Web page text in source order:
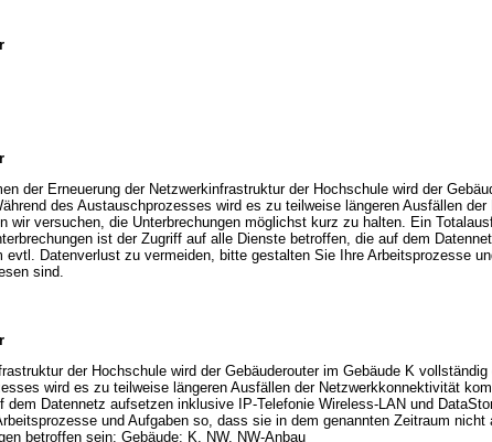
der Erneuerung der Netzwerkinfrastruktur der Hochschule wird der
des Austauschprozesses wird es zu teilweise längeren Ausfällen
wir versuchen, die Unterbrechungen möglichst kurz zu halten. Ein
ist der Zugriff auf alle Dienste betroffen, die auf dem
Datenverlust zu vermeiden, bitte gestalten Sie Ihre Arbeitsprozesse
sind.
der Hochschule wird der Gebäuderouter im Gebäude K
wird es zu teilweise längeren Ausfällen der Netzwerkkonnektivität
Datennetz aufsetzen inklusive IP-Telefonie Wireless-LAN und
und Aufgaben so, dass sie in dem genannten Zeitraum
betroffen sein: Gebäude: K, NW, NW-Anbau